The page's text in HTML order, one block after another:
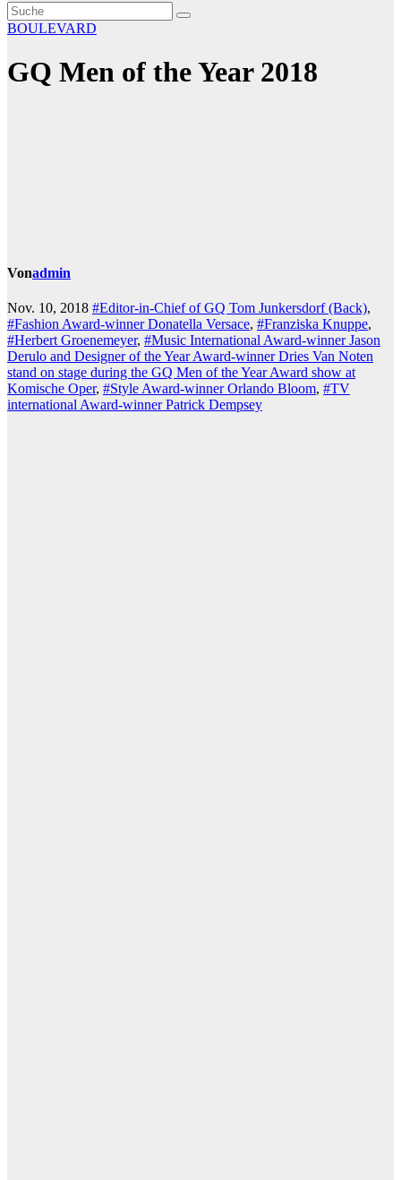
BOULEVARD
GQ Men of the Year 2018
Vonadmin
Nov. 10, 2018 #Editor-in-Chief of GQ Tom Junkersdorf (Back),
#Fashion Award-winner Donatella Versace, #Franziska Knuppe,
#Herbert Groenemeyer, #Music International Award-winner Jason
Derulo and Designer of the Year Award-winner Dries Van Noten
stand on stage during the GQ Men of the Year Award show at
Komische Oper, #Style Award-winner Orlando Bloom, #TV
international Award-winner Patrick Dempsey